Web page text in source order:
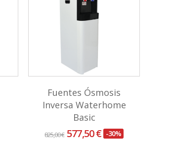
Fuentes Ósmosis
Inversa Waterhome
Basic
825,00 € 577,50 € -30%